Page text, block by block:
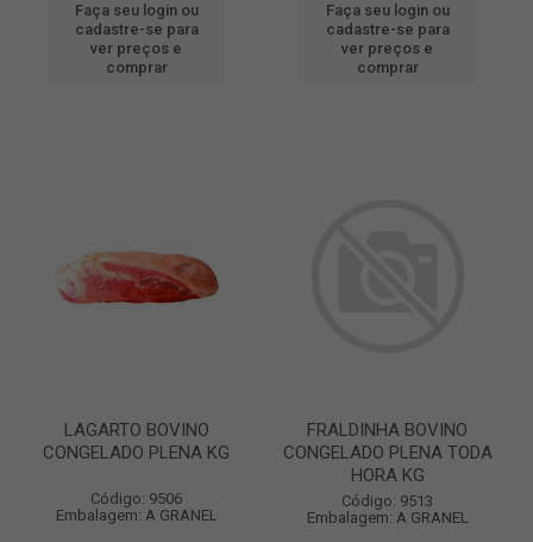
Faça seu login ou
cadastre-se para
ver preços e
comprar
Faça seu login ou
cadastre-se para
ver preços e
comprar
LAGARTO BOVINO
CONGELADO PLENA KG
Código: 9506
Embalagem: A GRANEL
FRALDINHA BOVINO
CONGELADO PLENA TODA
HORA KG
Código: 9513
Embalagem: A GRANEL